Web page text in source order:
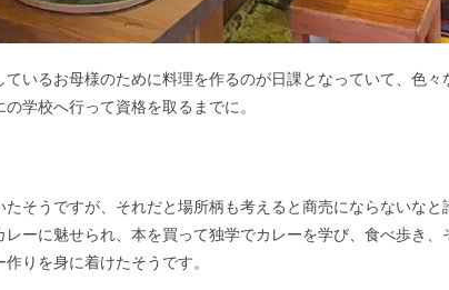
いるお母様のために料理を作るのが日課となっていて、色々
学校へ行って資格を取るまでに。
そうですが、それだと場所​柄も考えると商売にならないなと
ーに魅せられ、本を買って独学でカレーを学​び、食べ歩き、
りを身に着けたそうです。​